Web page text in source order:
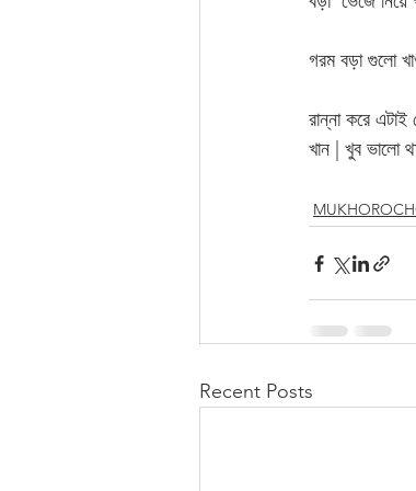
গরম বড়া গুলো
রান্না করে
খান | খুব ভালো
Recent Posts